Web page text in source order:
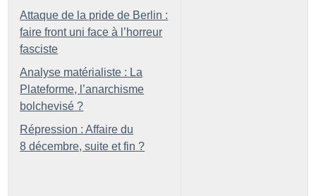
Attaque de la pride de Berlin :
faire front uni face à l’horreur
fasciste
Analyse matérialiste : La
Plateforme, l’anarchisme
bolchevisé ?
Répression : Affaire du
8 décembre, suite et fin ?